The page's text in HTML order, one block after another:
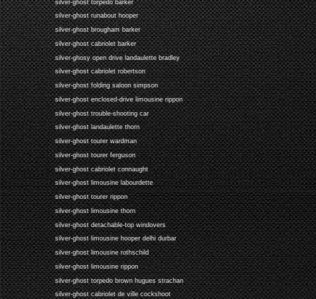
silver-ghost torpedo barker
silver-ghost runabout hooper
silver-ghost brougham barker
silver-ghost cabriolet barker
silver-ghosy open drive landaulette bradley
silver-ghost cabriolet robertson
silver-ghost folding saloon simpson
silver-ghost enclosed-drive limousine rippon
silver-ghost trouble-shooting car
silver-ghost landaulette thorn
silver-ghost tourer wardman
silver-ghost tourer ferguson
silver-ghost cabriolet connaught
silver-ghost limousine labourdette
silver-ghost tourer rippon
silver-ghost limousine thorn
silver-ghost detachable-top windovers
silver-ghost limousine hooper delhi durbar
silver-ghost limousine rothschild
silver-ghost limousine rippon
silver-ghost torpedo brown hugues strachan
silver-ghost cabriolet de ville cockshoot